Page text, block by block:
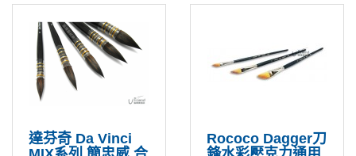
達芬奇 Da Vinci
Rococo Dagger刀